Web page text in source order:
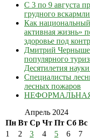
С 3 по 9 августа
грудного
Как
активная жизнь»
здоровье под
Дмитрий
популярного
Десятилетия
Специалисты
лесных пожаров
Апрель 2024
Пн Вт Ср Чт Пт Сб Вс
1
2 3 4 5 6
7